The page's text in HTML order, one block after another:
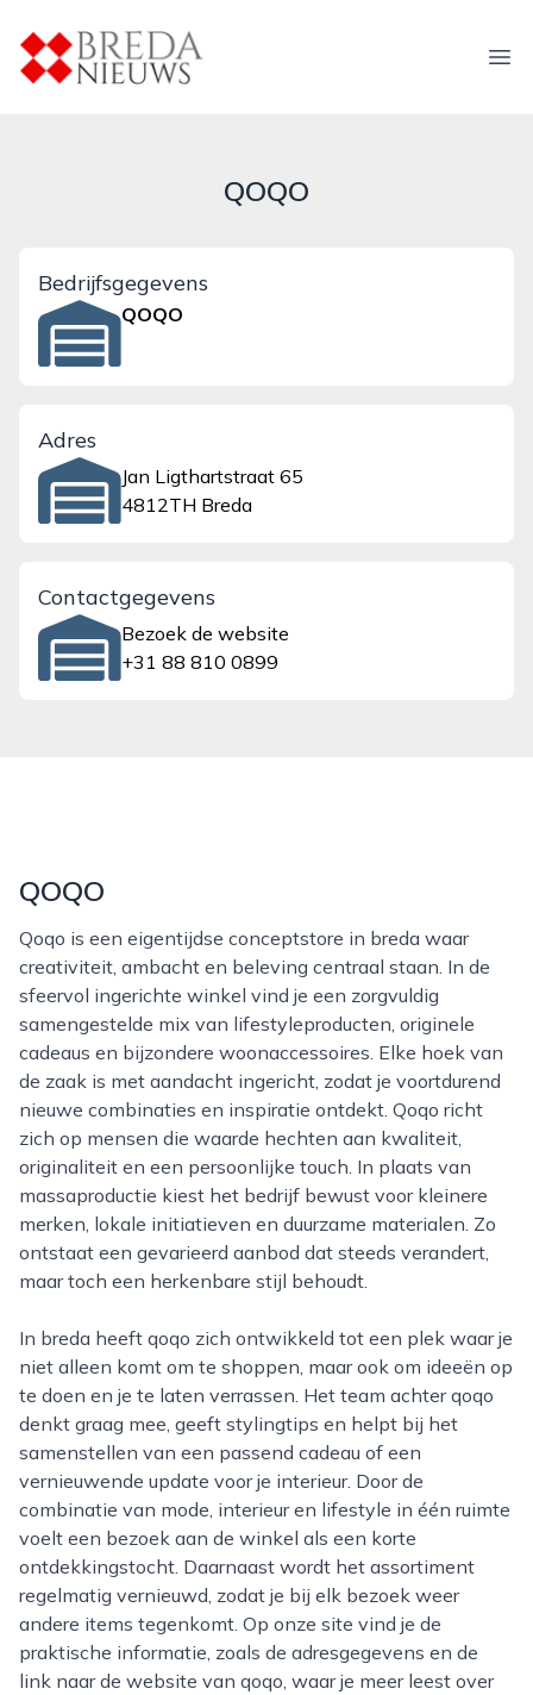
breda-nieuws.nl
QOQO
Bedrijfsgegevens
QOQO
Adres
Jan Ligthartstraat 65
4812TH Breda
Contactgegevens
Bezoek de website
+31 88 810 0899
QOQO
Qoqo is een eigentijdse conceptstore in breda waar
creativiteit, ambacht en beleving centraal staan. In de
sfeervol ingerichte winkel vind je een zorgvuldig
samengestelde mix van lifestyleproducten, originele
cadeaus en bijzondere woonaccessoires. Elke hoek van
de zaak is met aandacht ingericht, zodat je voortdurend
nieuwe combinaties en inspiratie ontdekt. Qoqo richt
zich op mensen die waarde hechten aan kwaliteit,
originaliteit en een persoonlijke touch. In plaats van
massaproductie kiest het bedrijf bewust voor kleinere
merken, lokale initiatieven en duurzame materialen. Zo
ontstaat een gevarieerd aanbod dat steeds verandert,
maar toch een herkenbare stijl behoudt.
In breda heeft qoqo zich ontwikkeld tot een plek waar je
niet alleen komt om te shoppen, maar ook om ideeën op
te doen en je te laten verrassen. Het team achter qoqo
denkt graag mee, geeft stylingtips en helpt bij het
samenstellen van een passend cadeau of een
vernieuwende update voor je interieur. Door de
combinatie van mode, interieur en lifestyle in één ruimte
voelt een bezoek aan de winkel als een korte
ontdekkingstocht. Daarnaast wordt het assortiment
regelmatig vernieuwd, zodat je bij elk bezoek weer
andere items tegenkomt. Op onze site vind je de
praktische informatie, zoals de adresgegevens en de
link naar de website van qoqo, waar je meer leest over